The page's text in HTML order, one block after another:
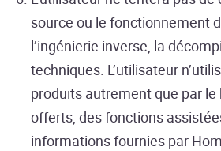
source ou le fonctionnement
l’ingénierie inverse, la
techniques. L’utilisateur
produits autrement que par le
offerts, des fonctions
informations fournies par